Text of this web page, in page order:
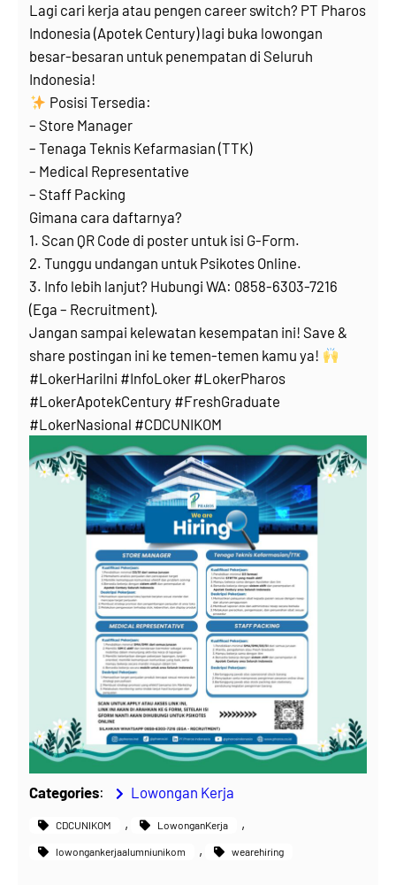
Lagi cari kerja atau pengen career switch? PT Pharos
Indonesia (Apotek Century) lagi buka lowongan
besar-besaran untuk penempatan di Seluruh
Indonesia!
Posisi Tersedia:
– Store Manager
– Tenaga Teknis Kefarmasian (TTK)
– Medical Representative
– Staff Packing
Gimana cara daftarnya?
1. Scan QR Code di poster untuk isi G-Form.
2. Tunggu undangan untuk Psikotes Online.
3. Info lebih lanjut? Hubungi WA: 0858-6303-7216
(Ega – Recruitment).
Jangan sampai kelewatan kesempatan ini! Save &
share postingan ini ke temen-temen kamu ya!
#LokerHariIni #InfoLoker #LokerPharos
#LokerApotekCentury #FreshGraduate
#LokerNasional #CDCUNIKOM
Categories: Lowongan Kerja
CDCUNIKOM , LowonganKerja ,
lowongankerjaalumniunikom , wearehiring